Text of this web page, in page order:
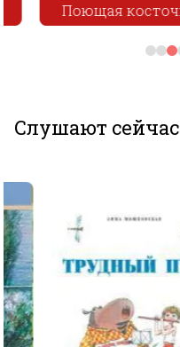
Поющая косточка
Слушают сейчас